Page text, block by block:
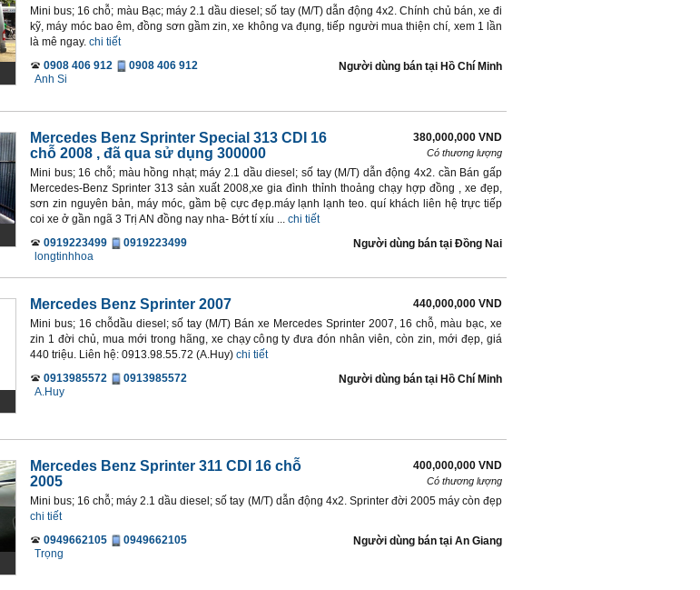
Mini bus; 16 chỗ; màu Bạc; máy 2.1 dầu diesel; số tay (M/T) dẫn động 4x2. Chính chủ bán, xe đi
kỹ, máy móc bao êm, đồng sơn gầm zin, xe không va đụng, tiếp người mua thiện chí, xem 1 lần
là mê ngay. chi tiết
0908 406 912
0908 406 912
Anh Si
Người dùng bán tại Hồ Chí Minh
Mercedes Benz Sprinter Special 313 CDI 16
chỗ 2008 , đã qua sử dụng 300000
380,000,000 VND
Có thương lượng
Mini bus; 16 chỗ; màu hồng nhạt; máy 2.1 dầu diesel; số tay (M/T) dẫn động 4x2. cần Bán gấp
Mercedes-Benz Sprinter 313 sản xuất 2008,xe gia đình thỉnh thoảng chạy hợp đồng , xe đẹp,
sơn zin nguyên bản, máy móc, gầm bệ cực đẹp.máy lạnh lạnh teo. quí khách liên hệ trực tiếp
coi xe ở gần ngã 3 Trị AN đồng nay nha- Bớt tí xíu ... chi tiết
0919223499
0919223499
longtinhhoa
Người dùng bán tại Ðồng Nai
Mercedes Benz Sprinter 2007
440,000,000 VND
Mini bus; 16 chỗdầu diesel; số tay (M/T) Bán xe Mercedes Sprinter 2007, 16 chỗ, màu bạc, xe
zin 1 đời chủ, mua mới trong hãng, xe chạy công ty đưa đón nhân viên, còn zin, mới đẹp, giá
440 triệu. Liên hệ: 0913.98.55.72 (A.Huy) chi tiết
0913985572
0913985572
A.Huy
Người dùng bán tại Hồ Chí Minh
Mercedes Benz Sprinter 311 CDI 16 chỗ
2005
400,000,000 VND
Có thương lượng
Mini bus; 16 chỗ; máy 2.1 dầu diesel; số tay (M/T) dẫn động 4x2. Sprinter đời 2005 máy còn đẹp
chi tiết
0949662105
0949662105
Trọng
Người dùng bán tại An Giang